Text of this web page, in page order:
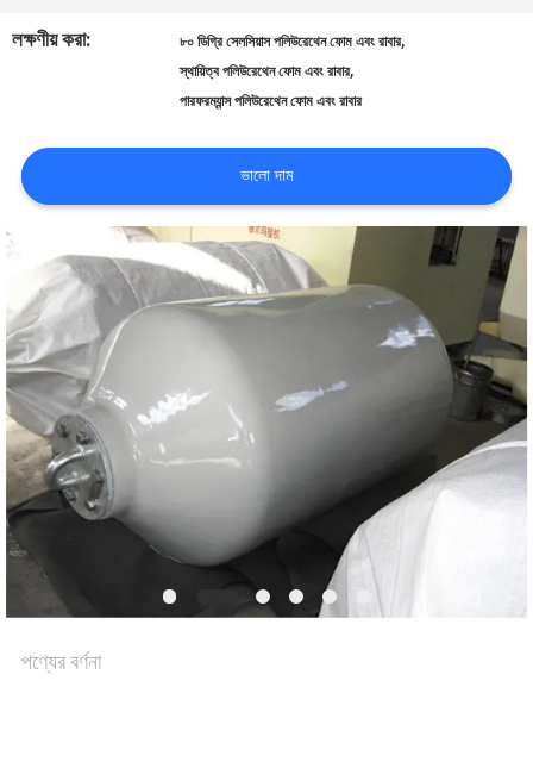
সম্পর্কে
কারখানা
ভ্রমণ
মান
নিয়ন্ত্রণ
যোগাযোগ
করুন
খবর
মামলা
লক্ষণীয় করা: ৮০ ডিগ্রি সেলসিয়াস পলিউরেথেন ফোম এবং রাবার,
স্থায়িত্ব পলিউরেথেন ফোম এবং রাবার,
পারফরম্যান্স পলিউরেথেন ফোম এবং রাবার
ভালো দাম
পণ্যের বর্ণনা